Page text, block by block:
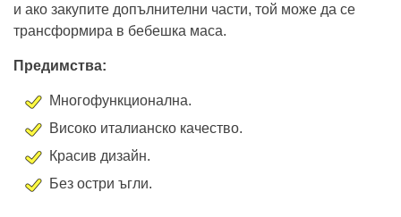
и ако закупите допълнителни части, той може да се
трансформира в бебешка маса.
Предимства:
Многофункционална.
Високо италианско качество.
Красив дизайн.
Без остри ъгли.